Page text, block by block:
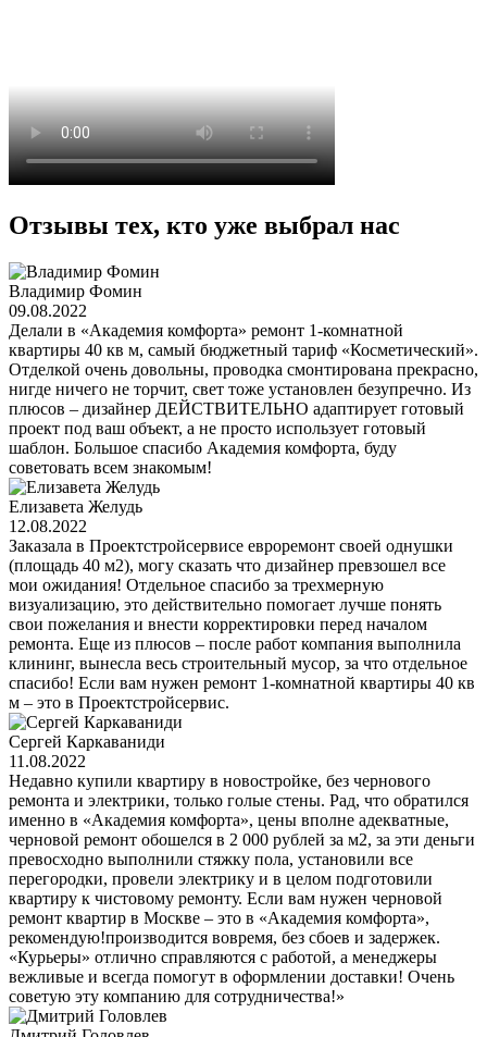
Отзывы тех, кто уже выбрал нас
Владимир Фомин
09.08.2022
Делали в «Академия комфорта» ремонт 1-комнатной
квартиры 40 кв м, самый бюджетный тариф «Косметический».
Отделкой очень довольны, проводка смонтирована прекрасно,
нигде ничего не торчит, свет тоже установлен безупречно. Из
плюсов – дизайнер ДЕЙСТВИТЕЛЬНО адаптирует готовый
проект под ваш объект, а не просто использует готовый
шаблон. Большое спасибо Академия комфорта, буду
советовать всем знакомым!
Елизавета Желудь
12.08.2022
Заказала в Проектстройсервисе евроремонт своей однушки
(площадь 40 м2), могу сказать что дизайнер превзошел все
мои ожидания! Отдельное спасибо за трехмерную
визуализацию, это действительно помогает лучше понять
свои пожелания и внести корректировки перед началом
ремонта. Еще из плюсов – после работ компания выполнила
клининг, вынесла весь строительный мусор, за что отдельное
спасибо! Если вам нужен ремонт 1-комнатной квартиры 40 кв
м – это в Проектстройсервис.
Сергей Каркаваниди
11.08.2022
Недавно купили квартиру в новостройке, без чернового
ремонта и электрики, только голые стены. Рад, что обратился
именно в «Академия комфорта», цены вполне адекватные,
черновой ремонт обошелся в 2 000 рублей за м2, за эти деньги
превосходно выполнили стяжку пола, установили все
перегородки, провели электрику и в целом подготовили
квартиру к чистовому ремонту. Если вам нужен черновой
ремонт квартир в Москве – это в «Академия комфорта»,
рекомендую!производится вовремя, без сбоев и задержек.
«Курьеры» отлично справляются с работой, а менеджеры
вежливые и всегда помогут в оформлении доставки! Очень
советую эту компанию для сотрудничества!»